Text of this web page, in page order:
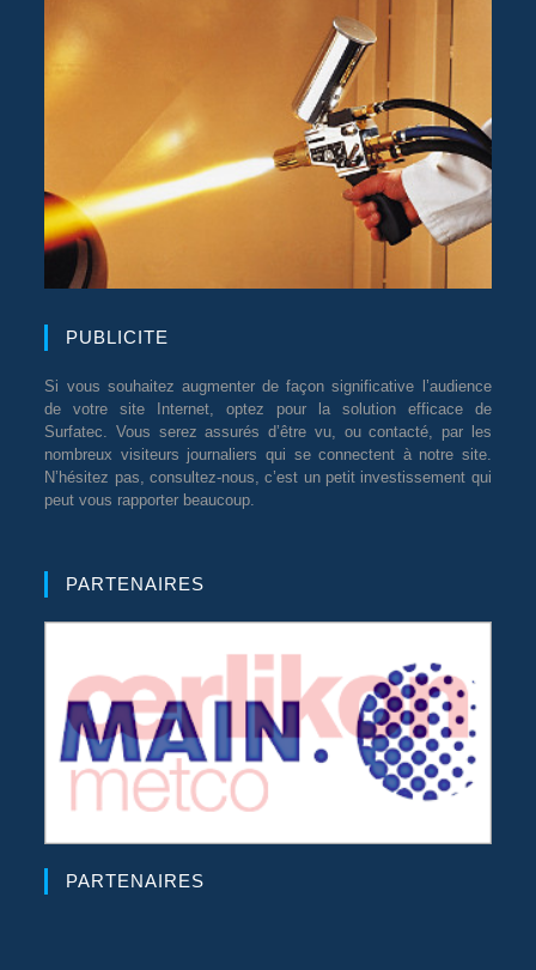
PUBLICITE
Si vous souhaitez augmenter de façon significative l’audience
de votre site Internet, optez pour la solution efficace de
Surfatec. Vous serez assurés d’être vu, ou contacté, par les
nombreux visiteurs journaliers qui se connectent à notre site.
N’hésitez pas, consultez-nous, c’est un petit investissement qui
peut vous rapporter beaucoup.
PARTENAIRES
PARTENAIRES